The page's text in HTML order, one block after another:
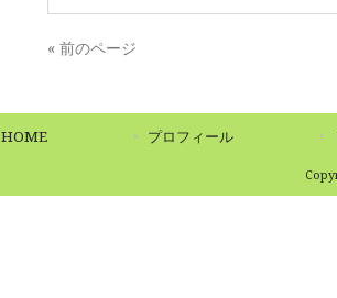
« 前のページ
HOME プロフィール